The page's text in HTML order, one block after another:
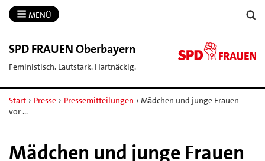
MENÜ
SPD FRAUEN Oberbayern
Feministisch. Lautstark. Hartnäckig.
Start › Presse › Pressemitteilungen › Mädchen und junge Frauen
vor …
Mädchen und junge Frauen